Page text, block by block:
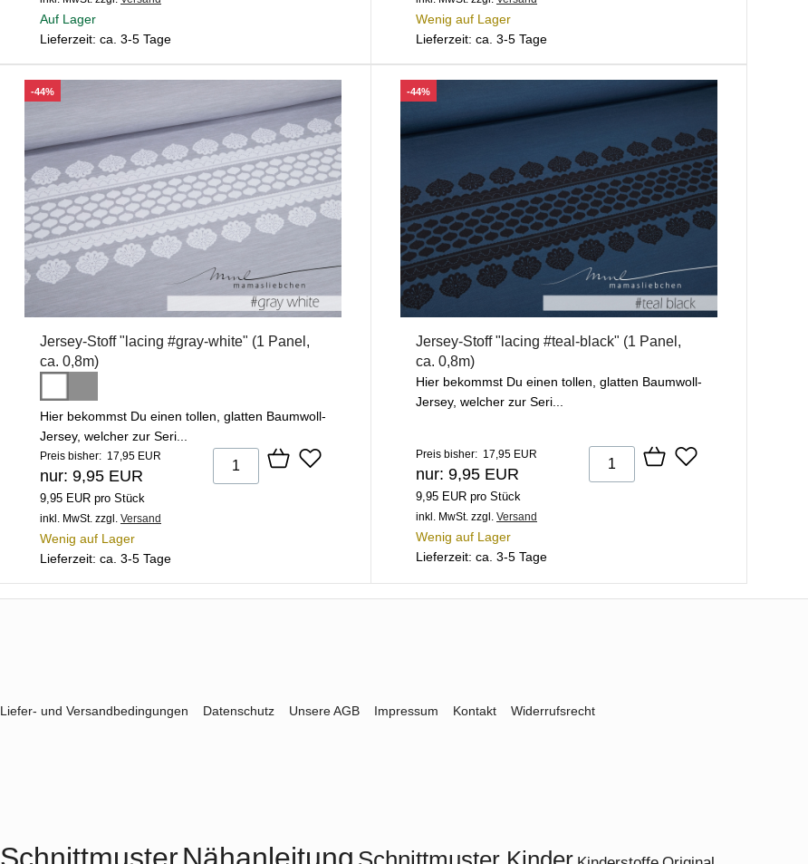
Auf Lager
Lieferzeit: ca. 3-5 Tage
Wenig auf Lager
Lieferzeit: ca. 3-5 Tage
-44%
Jersey-Stoff "lacing #gray-white" (1 Panel,
ca. 0,8m)
Hier bekommst Du einen tollen, glatten Baumwoll-
Jersey, welcher zur Seri...
Preis bisher: 17,95 EUR
nur: 9,95 EUR
9,95 EUR pro Stück
inkl. MwSt. zzgl. Versand
Wenig auf Lager
Lieferzeit: ca. 3-5 Tage
-44%
Jersey-Stoff "lacing #teal-black" (1 Panel,
ca. 0,8m)
Hier bekommst Du einen tollen, glatten Baumwoll-
Jersey, welcher zur Seri...
Preis bisher: 17,95 EUR
nur: 9,95 EUR
9,95 EUR pro Stück
inkl. MwSt. zzgl. Versand
Wenig auf Lager
Lieferzeit: ca. 3-5 Tage
Liefer- und Versandbedingungen Datenschutz Unsere AGB Impressum Kontakt Widerrufsrecht